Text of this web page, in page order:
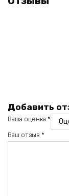
Добавить
Ваша оценка *
Ваш отзыв *